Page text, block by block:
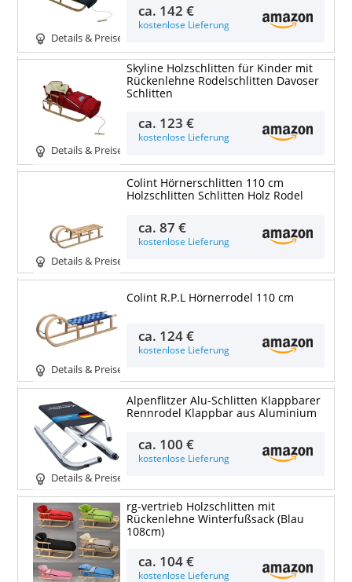
Details & Preise
ca. 142 €
kostenlose Lieferung
Details & Preise
Skyline Holzschlitten für Kinder mit
Rückenlehne Rodelschlitten Davoser
Schlitten
ca. 123 €
kostenlose Lieferung
Details & Preise
Colint Hörnerschlitten 110 cm
Holzschlitten Schlitten Holz Rodel
ca.87 €
kostenlose Lieferung
Details & Preise
Colint R.P.L Hörnerrodel 110 cm
ca. 124 €
kostenlose Lieferung
Details & Preise
Alpenflitzer Alu-Schlitten Klappbarer
Rennrodel Klappbar aus Aluminium
ca. 100 €
kostenlose Lieferung
rg-vertrieb Holzschlitten mit
Rückenlehne Winterfußsack (Blau
108cm)
ca. 104 €
kostenlose Lieferung